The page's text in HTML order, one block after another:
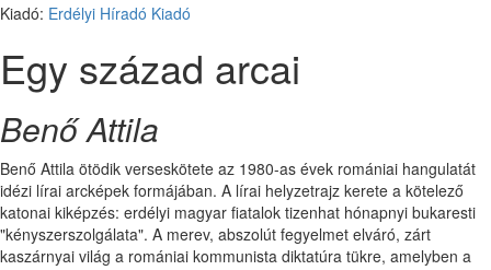
Kiadó: Erdélyi Híradó Kiadó
Egy század arcai
Benő Attila
Benő Attila ötödik verseskötete az 1980-as évek romániai hangulatát
idézi lírai arcképek formájában. A lírai helyzetrajz kerete a kötelező
katonai kiképzés: erdélyi magyar fiatalok tizenhat hónapnyi bukaresti
"kényszerszolgálata". A merev, abszolút fegyelmet elváró, zárt
kaszárnyai világ a romániai kommunista diktatúra tükre, amelyben a